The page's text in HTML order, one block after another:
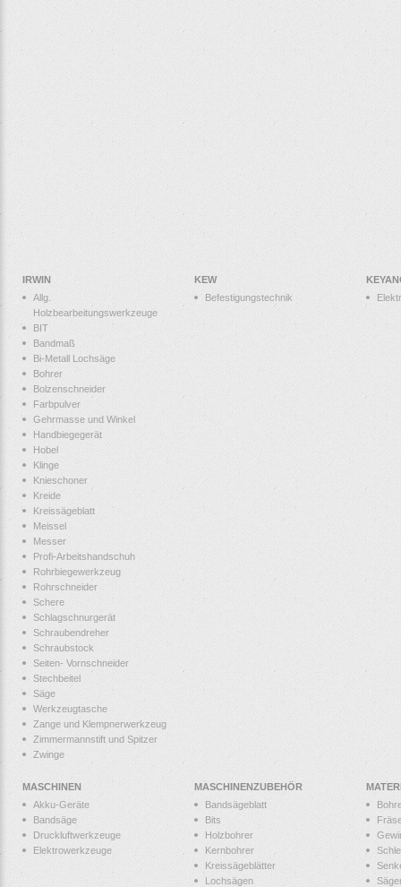
IRWIN
Allg.
Holzbearbeitungswerkzeuge
BIT
Bandmaß
Bi-Metall Lochsäge
Bohrer
Bolzenschneider
Farbpulver
Gehrmasse und Winkel
Handbiegegerät
Hobel
Klinge
Knieschoner
Kreide
Kreissägeblatt
Meissel
Messer
Profi-Arbeitshandschuh
Rohrbiegewerkzeug
Rohrschneider
Schere
Schlagschnurgerät
Schraubendreher
Schraubstock
Seiten- Vornschneider
Stechbeitel
Säge
Werkzeugtasche
Zange und Klempnerwerkzeug
Zimmermannstift und Spitzer
Zwinge
KEW
Befestigungstechnik
MASCHINEN
Akku-Geräte
Bandsäge
Druckluftwerkzeuge
Elektrowerkzeuge
MASCHINENZUBEHÖR
Bandsägeblatt
Bits
Holzbohrer
Kernbohrer
Kreissägeblätter
Lochsägen